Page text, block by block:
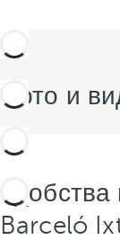
Фото и
Удобства
Barceló